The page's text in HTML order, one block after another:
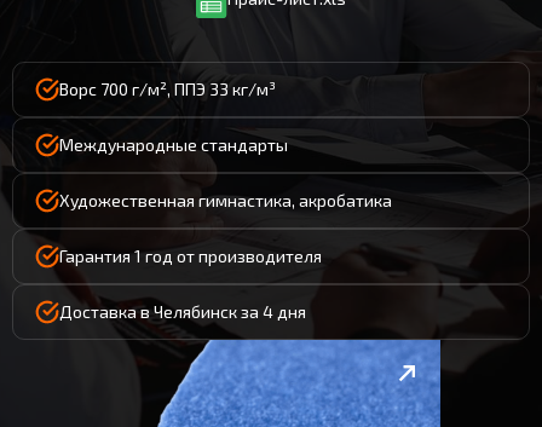
Ворс 700 г/м², ППЭ 33 кг/м³
Международные стандарты
Художественная гимнастика, акробатика
Гарантия 1 год от производителя
Доставка в Челябинск за 4 дня